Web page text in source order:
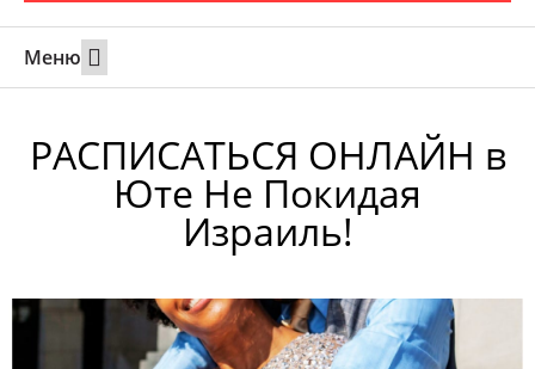
Меню
РАСПИСАТЬСЯ ОНЛАЙН в
Юте Не Покидая
Израиль!